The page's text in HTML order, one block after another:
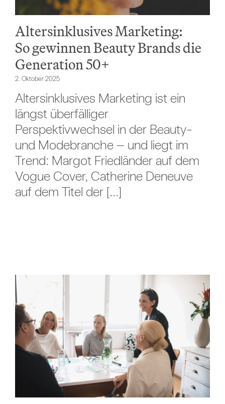
Altersinklusives Marketing:
So gewinnen Beauty Brands die
Generation 50+
2. Oktober 2025
Altersinklusives Marketing ist ein
längst überfälliger
Perspektivwechsel in der Beauty-
und Modebranche – und liegt im
Trend: Margot Friedländer auf dem
Vogue Cover, Catherine Deneuve
auf dem Titel der [...]